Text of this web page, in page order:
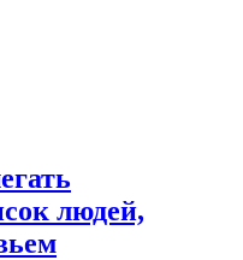
людей,